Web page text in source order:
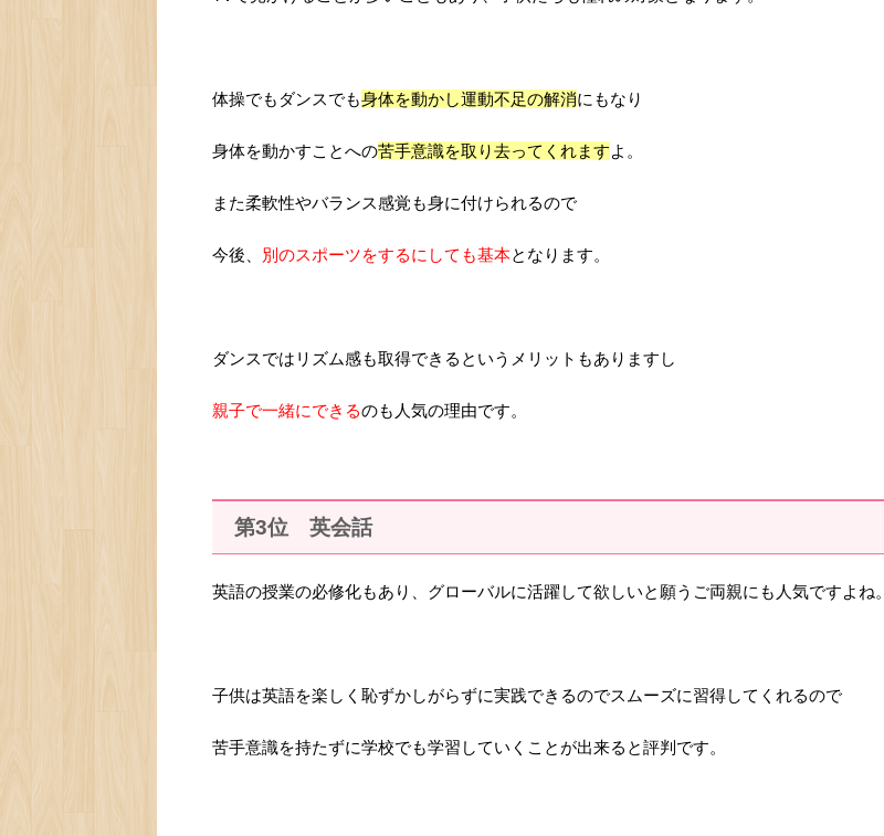
体操でもダンスでも身体を動かし運動不足の解消にもなり
身体を動かすことへの苦手意識を取り去ってくれますよ。
また柔軟性やバランス感覚も身に付けられるので
今後、 別のスポーツをするにしても基本となります。
ダンスではリズム感も取得できるというメリットもありますし
親子で一緒にできるのも人気の理由です。
第3位 英会話
英語の授業の必修化もあり、グローバルに活躍して欲しいと願うご両親にも人気ですよね。
子供は英語を楽しく恥ずかしがらずに実践できるのでスムーズに習得してくれるので
苦手意識を持たずに学校でも学習していくことが出来ると評判です。